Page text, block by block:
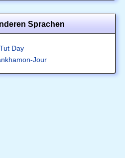
Sprachen
Day
Jour